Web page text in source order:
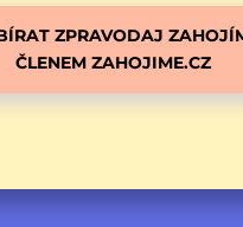
ZPRAVODAJ
ČLENEM ZAHOJIME.CZ